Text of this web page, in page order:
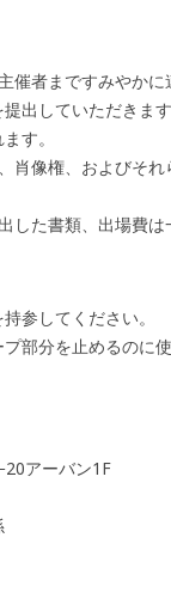
者まですみやかに
出していただきま
す。
肖像権、およびそ
た書類、出場費は
参してください。
部分を止めるのに使
アーバン1F